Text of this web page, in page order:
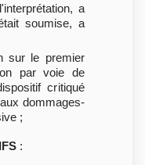
a
soumise, a
sur le premier
par voie de
critiqué
dommages-
;
: